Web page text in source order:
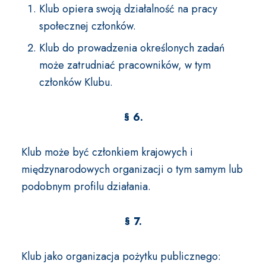
Klub opiera swoją działalność na pracy
społecznej członków.
Klub do prowadzenia określonych zadań
może zatrudniać pracowników, w tym
członków Klubu.
§ 6.
Klub może być członkiem krajowych i
międzynarodowych organizacji o tym samym lub
podobnym profilu działania.
§ 7.
Klub jako organizacja pożytku publicznego: